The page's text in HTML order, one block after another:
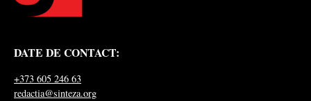
DATE DE CONTACT:
+373 605 246 63
redactia@sinteza.org